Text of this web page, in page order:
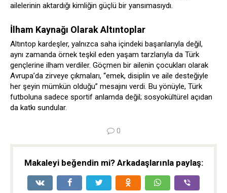
ailelerinin aktardığı kimliğin güçlü bir yansımasıydı.
İlham Kaynağı Olarak Altıntoplar
Altıntop kardeşler, yalnızca saha içindeki başarılarıyla değil,
aynı zamanda örnek teşkil eden yaşam tarzlarıyla da Türk
gençlerine ilham verdiler. Göçmen bir ailenin çocukları olarak
Avrupa’da zirveye çıkmaları, “emek, disiplin ve aile desteğiyle
her şeyin mümkün olduğu” mesajını verdi. Bu yönüyle, Türk
futboluna sadece sportif anlamda değil; sosyokültürel açıdan
da katkı sundular.
0
Makaleyi beğendin mi? Arkadaşlarınla ​​paylaş: